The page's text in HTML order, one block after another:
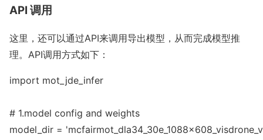
API 调用
这里，还可以通过API来调用导出模型，从而完成模型推
理。API调用方式如下：
import mot_jde_infer
# 1.model config and weights
model_dir =